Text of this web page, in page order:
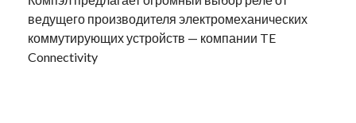
ведущего производителя электромеханических
коммутирующих устройств — компании TE
Connectivity